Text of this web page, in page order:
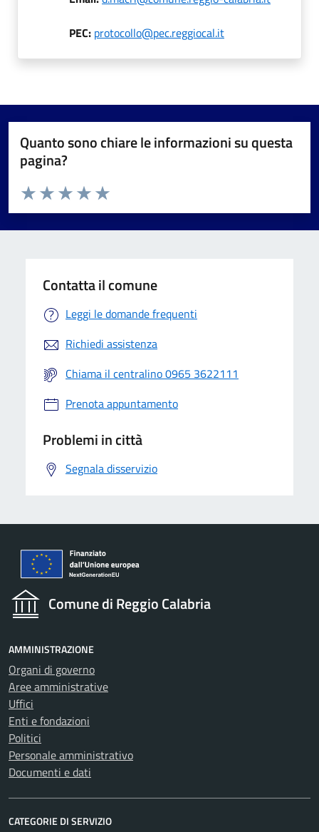
PEC: protocollo@pec.reggiocal.it
Quanto sono chiare le informazioni su questa
pagina?
Valuta da 1 a 5 stelle la pagina
Valuta 5 stelle su 5
Valuta 4 stelle su 5
Valuta 3 stelle su 5
Valuta 2 stelle su 5
Valuta 1 stelle su 5
Contatta il comune
Leggi le domande frequenti
Richiedi assistenza
Chiama il centralino 0965 3622111
Prenota appuntamento
Problemi in città
Segnala disservizio
Comune di Reggio Calabria
AMMINISTRAZIONE
Organi di governo
Aree amministrative
Uffici
Enti e fondazioni
Politici
Personale amministrativo
Documenti e dati
CATEGORIE DI SERVIZIO